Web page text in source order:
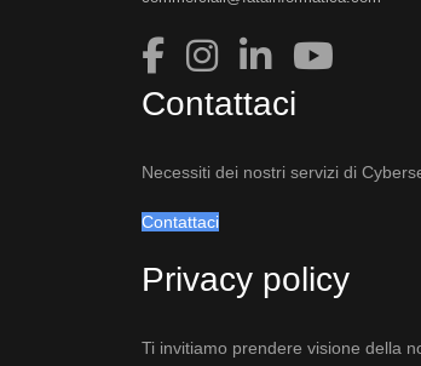
Contattaci
Necessiti dei nostri servizi di
Contattaci
Privacy policy
Ti invitiamo prendere visione della